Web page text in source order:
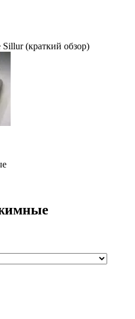
(краткий обзор)